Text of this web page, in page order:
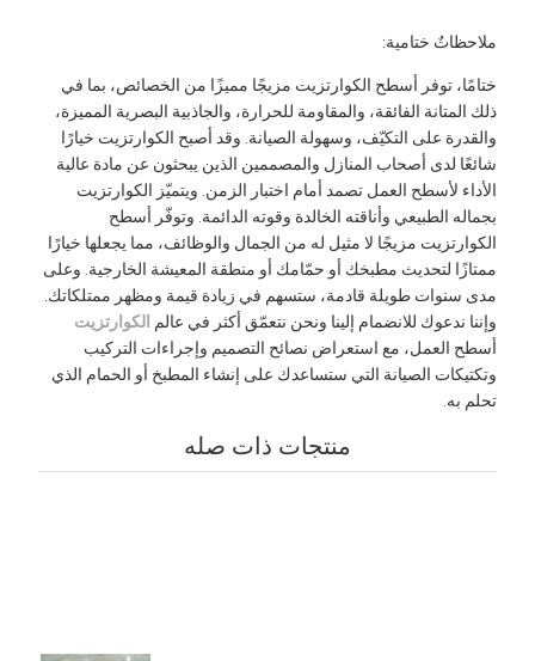
ختامية:
توفر أسطح الكوارتزيت مزيجًا مميزًا من الخصائص، بما في
المتانة الفائقة، والمقاومة للحرارة، والجاذبية البصرية المميزة،
على التكيّف، وسهولة الصيانة. وقد أصبح الكوارتزيت خيارًا
لدى أصحاب المنازل والمصممين الذين يبحثون عن مادة عالية
لأسطح العمل تصمد أمام اختبار الزمن. ويتميّز الكوارتزيت
الطبيعي وأناقته الخالدة وقوته الدائمة. وتوفّر أسطح
مزيجًا لا مثيل له من الجمال والوظائف، مما يجعلها خيارًا
لتحديث مطبخك أو حمّامك أو منطقة المعيشة الخارجية. وعلى
سنوات طويلة قادمة، ستسهم في زيادة قيمة ومظهر ممتلكاتك.
ندعوك للانضمام إلينا ونحن نتعمّق أكثر في عالمالكوارتزيت
العمل، مع استعراض نصائح التصميم وإجراءات التركيب
الصيانة التي ستساعدك على إنشاء المطبخ أو الحمام الذي
به.
منتجات ذات صله